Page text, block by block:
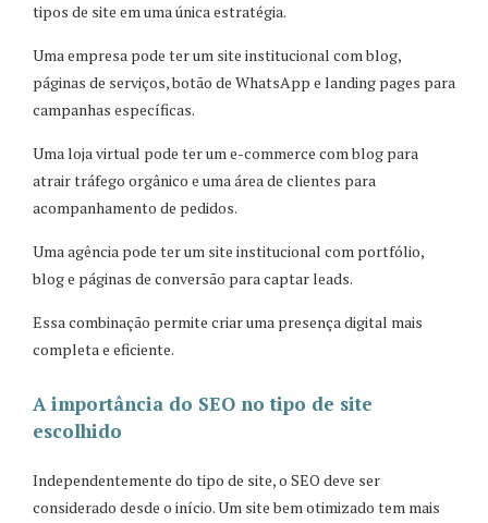
tipos de site em uma única estratégia.
Uma empresa pode ter um site institucional com blog,
páginas de serviços, botão de WhatsApp e landing pages para
campanhas específicas.
Uma loja virtual pode ter um e-commerce com blog para
atrair tráfego orgânico e uma área de clientes para
acompanhamento de pedidos.
Uma agência pode ter um site institucional com portfólio,
blog e páginas de conversão para captar leads.
Essa combinação permite criar uma presença digital mais
completa e eficiente.
A importância do SEO no tipo de site
escolhido
Independentemente do tipo de site, o SEO deve ser
considerado desde o início. Um site bem otimizado tem mais